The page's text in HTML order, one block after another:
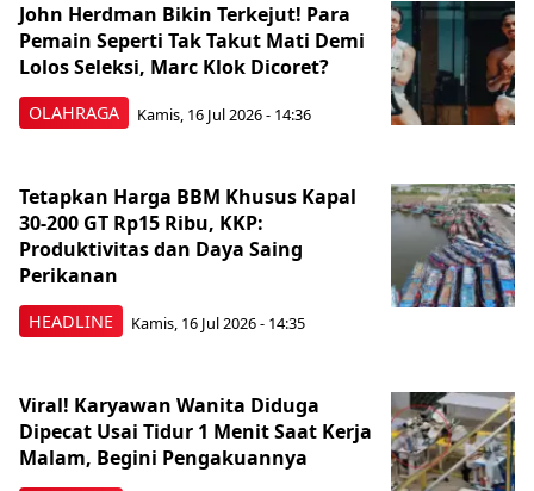
OLAHRAGA
John Herdman Bikin Terkejut! Para
Pemain Seperti Tak Takut Mati Demi
Lolos Seleksi, Marc Klok Dicoret?
Kamis, 16 Jul 2026 - 14:36
HEADLINE
Tetapkan Harga BBM Khusus Kapal
30-200 GT Rp15 Ribu, KKP:
Produktivitas dan Daya Saing
Perikanan
Kamis, 16 Jul 2026 - 14:35
Viral! Karyawan Wanita Diduga
Dipecat Usai Tidur 1 Menit Saat Kerja
Malam, Begini Pengakuannya